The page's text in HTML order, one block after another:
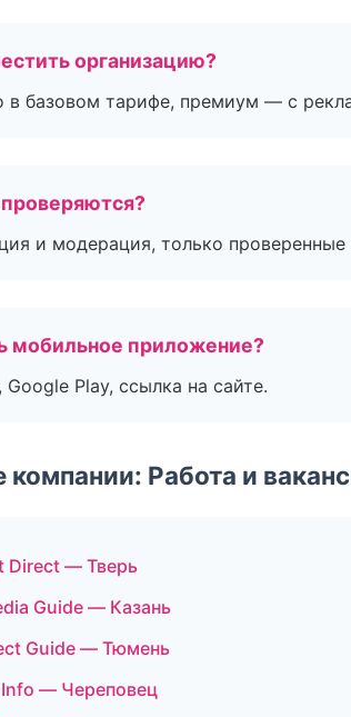
организацию?
в базовом тарифе, премиум — с
и модерация, только проверенные
мобильное приложение?
Play, ссылка на сайте.
Работа и
Direct — Тверь
Guide — Казань
Guide — Тюмень
— Череповец